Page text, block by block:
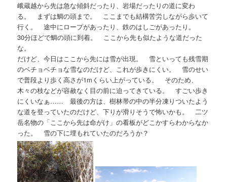
峨蔵越から先は急な傾斜だったり、岩場だったりの道に変わ
る。 まずは鯛の頭まで。 ここまでも結構苦労しながら歩いて
行く。 途中にロープがあったり、鉄のはしごがあったり。
30分ほどで鯛の頭に到着。 ここから先も似たような道だった
な。
だけど、今日はここから先には雪が出現。 雪といっても残雪期
のベチョベチョな雪なのだけど、これが歩きにくい。 雪のせい
で普段より歩く高さが1mくらい上がっている。 そのため、
木々の枝などが容赦なく目の前に迫ってきている。 すごい歩き
にくいなぁ…… 最後の方は、樹林帯の中の半分凍りついたよう
な道を登っていたのだけど、下りが滑りそうで怖いかも。 二ツ
岳名物の「ここから先は命がけ」の看板がどこかすらわからなか
った。 雪の下に埋もれていたのだろうか？